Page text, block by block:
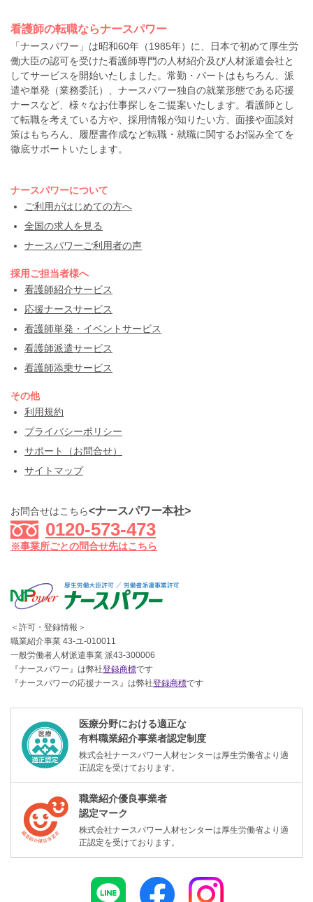
看護師の転職ならナースパワー
「ナースパワー」は昭和60年（1985年）に、日本で初めて厚生労
働大臣の認可を受けた看護師専門の人材紹介及び人材派遣会社と
してサービスを開始いたしました。常勤・パートはもちろん、派
遣や単発（業務委託）、ナースパワー独自の就業形態である応援
ナースなど、様々なお仕事探しをご提案いたします。看護師とし
て転職を考えている方や、採用情報が知りたい方、面接や面談対
策はもちろん、履歴書作成など転職・就職に関するお悩み全てを
徹底サポートいたします。
ナースパワーについて
ご利用がはじめての方へ
全国の求人を見る
ナースパワーご利用者の声
採用ご担当者様へ
看護師紹介サービス
応援ナースサービス
看護師単発・イベントサービス
看護師派遣サービス
看護師添乗サービス
その他
利用規約
プライバシーポリシー
サポート（お問合せ）
サイトマップ
お問合せはこちら<ナースパワー本社>
0120-573-473
※事業所ごとの問合せ先はこちら
＜許可・登録情報＞
職業紹介事業 43-ユ-010011
一般労働者人材派遣事業 派43-300006
『ナースパワー』は弊社登録商標です
『ナースパワーの応援ナース』は弊社登録商標です
医療分野における適正な
有料職業紹介事業者認定制度
株式会社ナースパワー人材センターは厚生労働省より適
正認定を受けております。
職業紹介優良事業者
認定マーク
株式会社ナースパワー人材センターは厚生労働省より適
正認定を受けております。